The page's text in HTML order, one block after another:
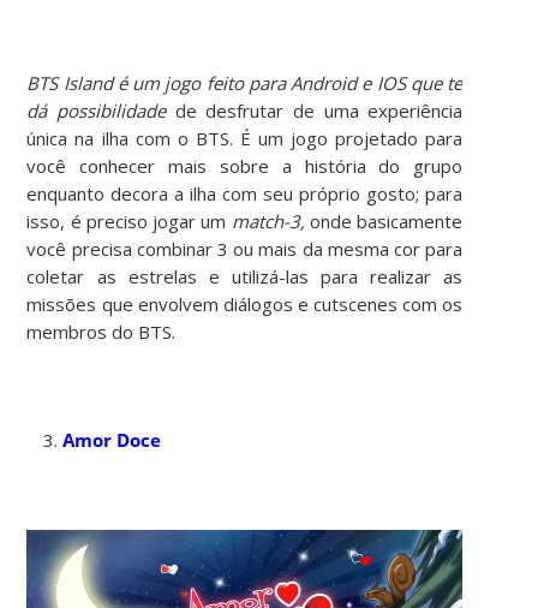
BTS Island é um jogo feito para Android e IOS que te
dá possibilidadede desfrutar de uma experiência
única na ilha com o BTS. É um jogo projetado para
você conhecer mais sobre a história do grupo
enquanto decora a ilha com seu próprio gosto; para
isso, é preciso jogar um match-3, onde basicamente
você precisa combinar 3 ou mais da mesma cor para
coletar as estrelas e utilizá-las para realizar as
missões que envolvem diálogos e cutscenes com os
membros do BTS.
Amor Doce